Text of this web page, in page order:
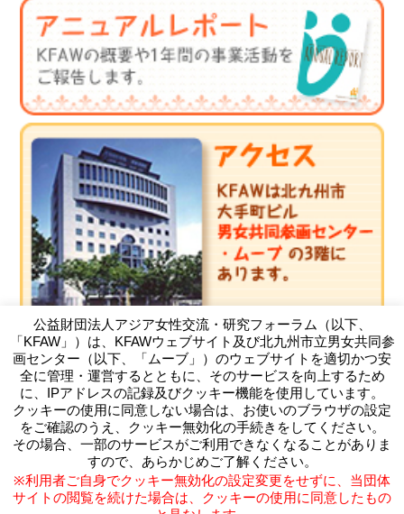
（公財）アジア女性交流・研究フォーラム
Kitakyushu Forum on Asian Women
〒803-0814 北九州市小倉北区大手町11-4北九州市大手町ビ
ル3F
TEL093-583-3434 FAX093-583-5195
公益財団法人アジア女性交流・研究フォーラム（以下、
「KFAW」）は、KFAWウェブサイト及び北九州市立男女共同参
画センター（以下、「ムーブ」）のウェブサイトを適切かつ安
全に管理・運営するとともに、そのサービスを向上するため
に、IPアドレスの記録及びクッキー機能を使用しています。
クッキーの使用に同意しない場合は、お使いのブラウザの設定
をご確認のうえ、クッキー無効化の手続きをしてください。
その場合、一部のサービスがご利用できなくなることがありま
すので、あらかじめご了解ください。
※利用者ご自身でクッキー無効化の設定変更をせずに、当団体
サイトの閲覧を続けた場合は、クッキーの使用に同意したもの